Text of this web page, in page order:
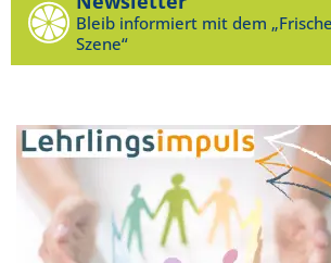
Bleib informiert mit dem
Szene“